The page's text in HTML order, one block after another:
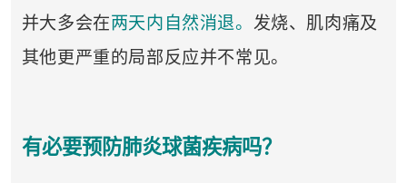
并大多会在两天内自然消退。 发烧、肌肉痛及
其他更严重的局部反应并不常见。
有必要预防肺炎球菌疾病吗？